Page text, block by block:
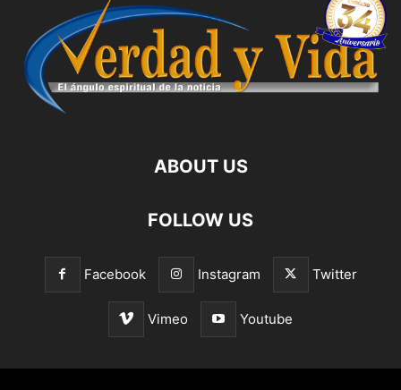
ABOUT US
FOLLOW US
Facebook Instagram Twitter
Vimeo Youtube